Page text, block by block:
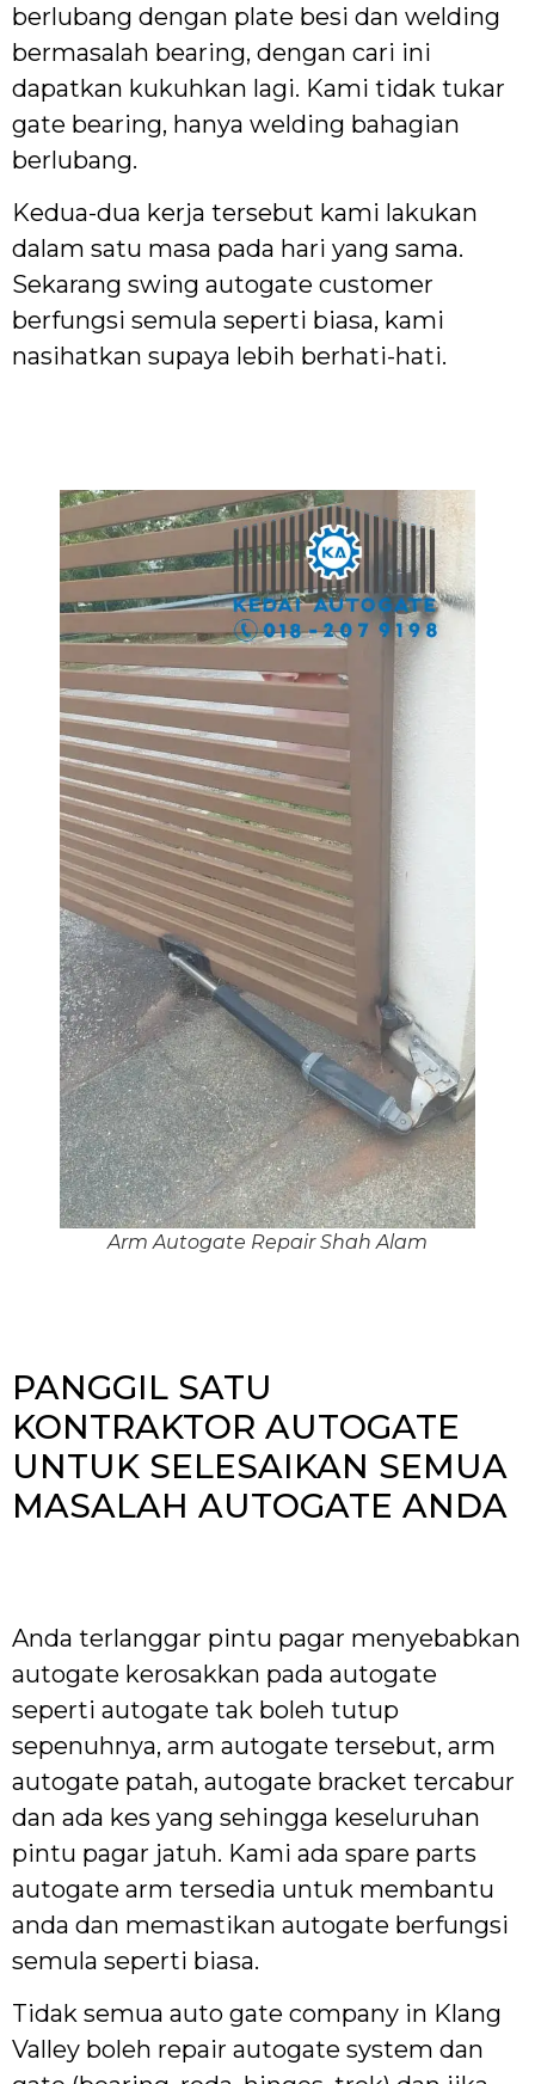
berlubang dengan plate besi dan welding
bermasalah bearing, dengan cari ini
dapatkan kukuhkan lagi. Kami tidak tukar
gate bearing, hanya welding bahagian
berlubang.
Kedua-dua kerja tersebut kami lakukan
dalam satu masa pada hari yang sama.
Sekarang swing autogate customer
berfungsi semula seperti biasa, kami
nasihatkan supaya lebih berhati-hati.
Arm Autogate Repair Shah Alam
PANGGIL SATU
KONTRAKTOR AUTOGATE
UNTUK SELESAIKAN SEMUA
MASALAH AUTOGATE ANDA
Anda terlanggar pintu pagar menyebabkan
autogate kerosakkan pada autogate
seperti autogate tak boleh tutup
sepenuhnya, arm autogate tersebut, arm
autogate patah, autogate bracket tercabur
dan ada kes yang sehingga keseluruhan
pintu pagar jatuh. Kami ada spare parts
autogate arm tersedia untuk membantu
anda dan memastikan autogate berfungsi
semula seperti biasa.
Tidak semua auto gate company in Klang
Valley boleh repair autogate system dan